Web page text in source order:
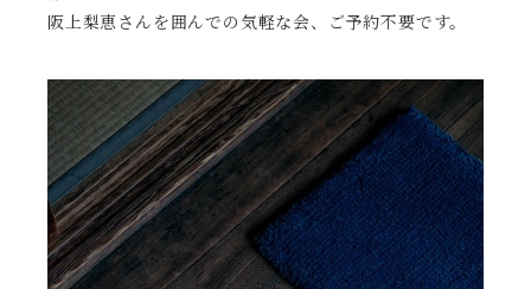
阪上梨恵さんを囲んでの気軽な会、ご予約不要です。